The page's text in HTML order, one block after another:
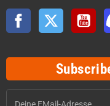
Facebook Twitter